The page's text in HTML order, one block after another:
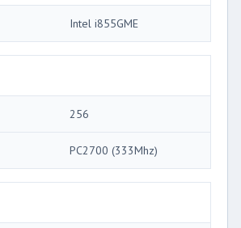
Intel i855GME
256
PC2700 (333Mhz)